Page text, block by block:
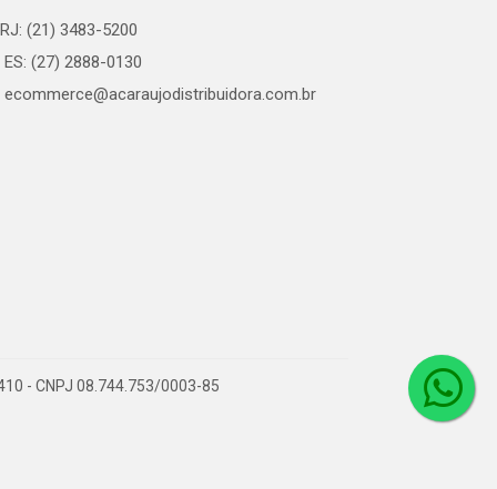
RJ: (21) 3483-5200
ES: (27) 2888-0130
ecommerce@acaraujodistribuidora.com.br
- CNPJ 08.744.753/0003-85